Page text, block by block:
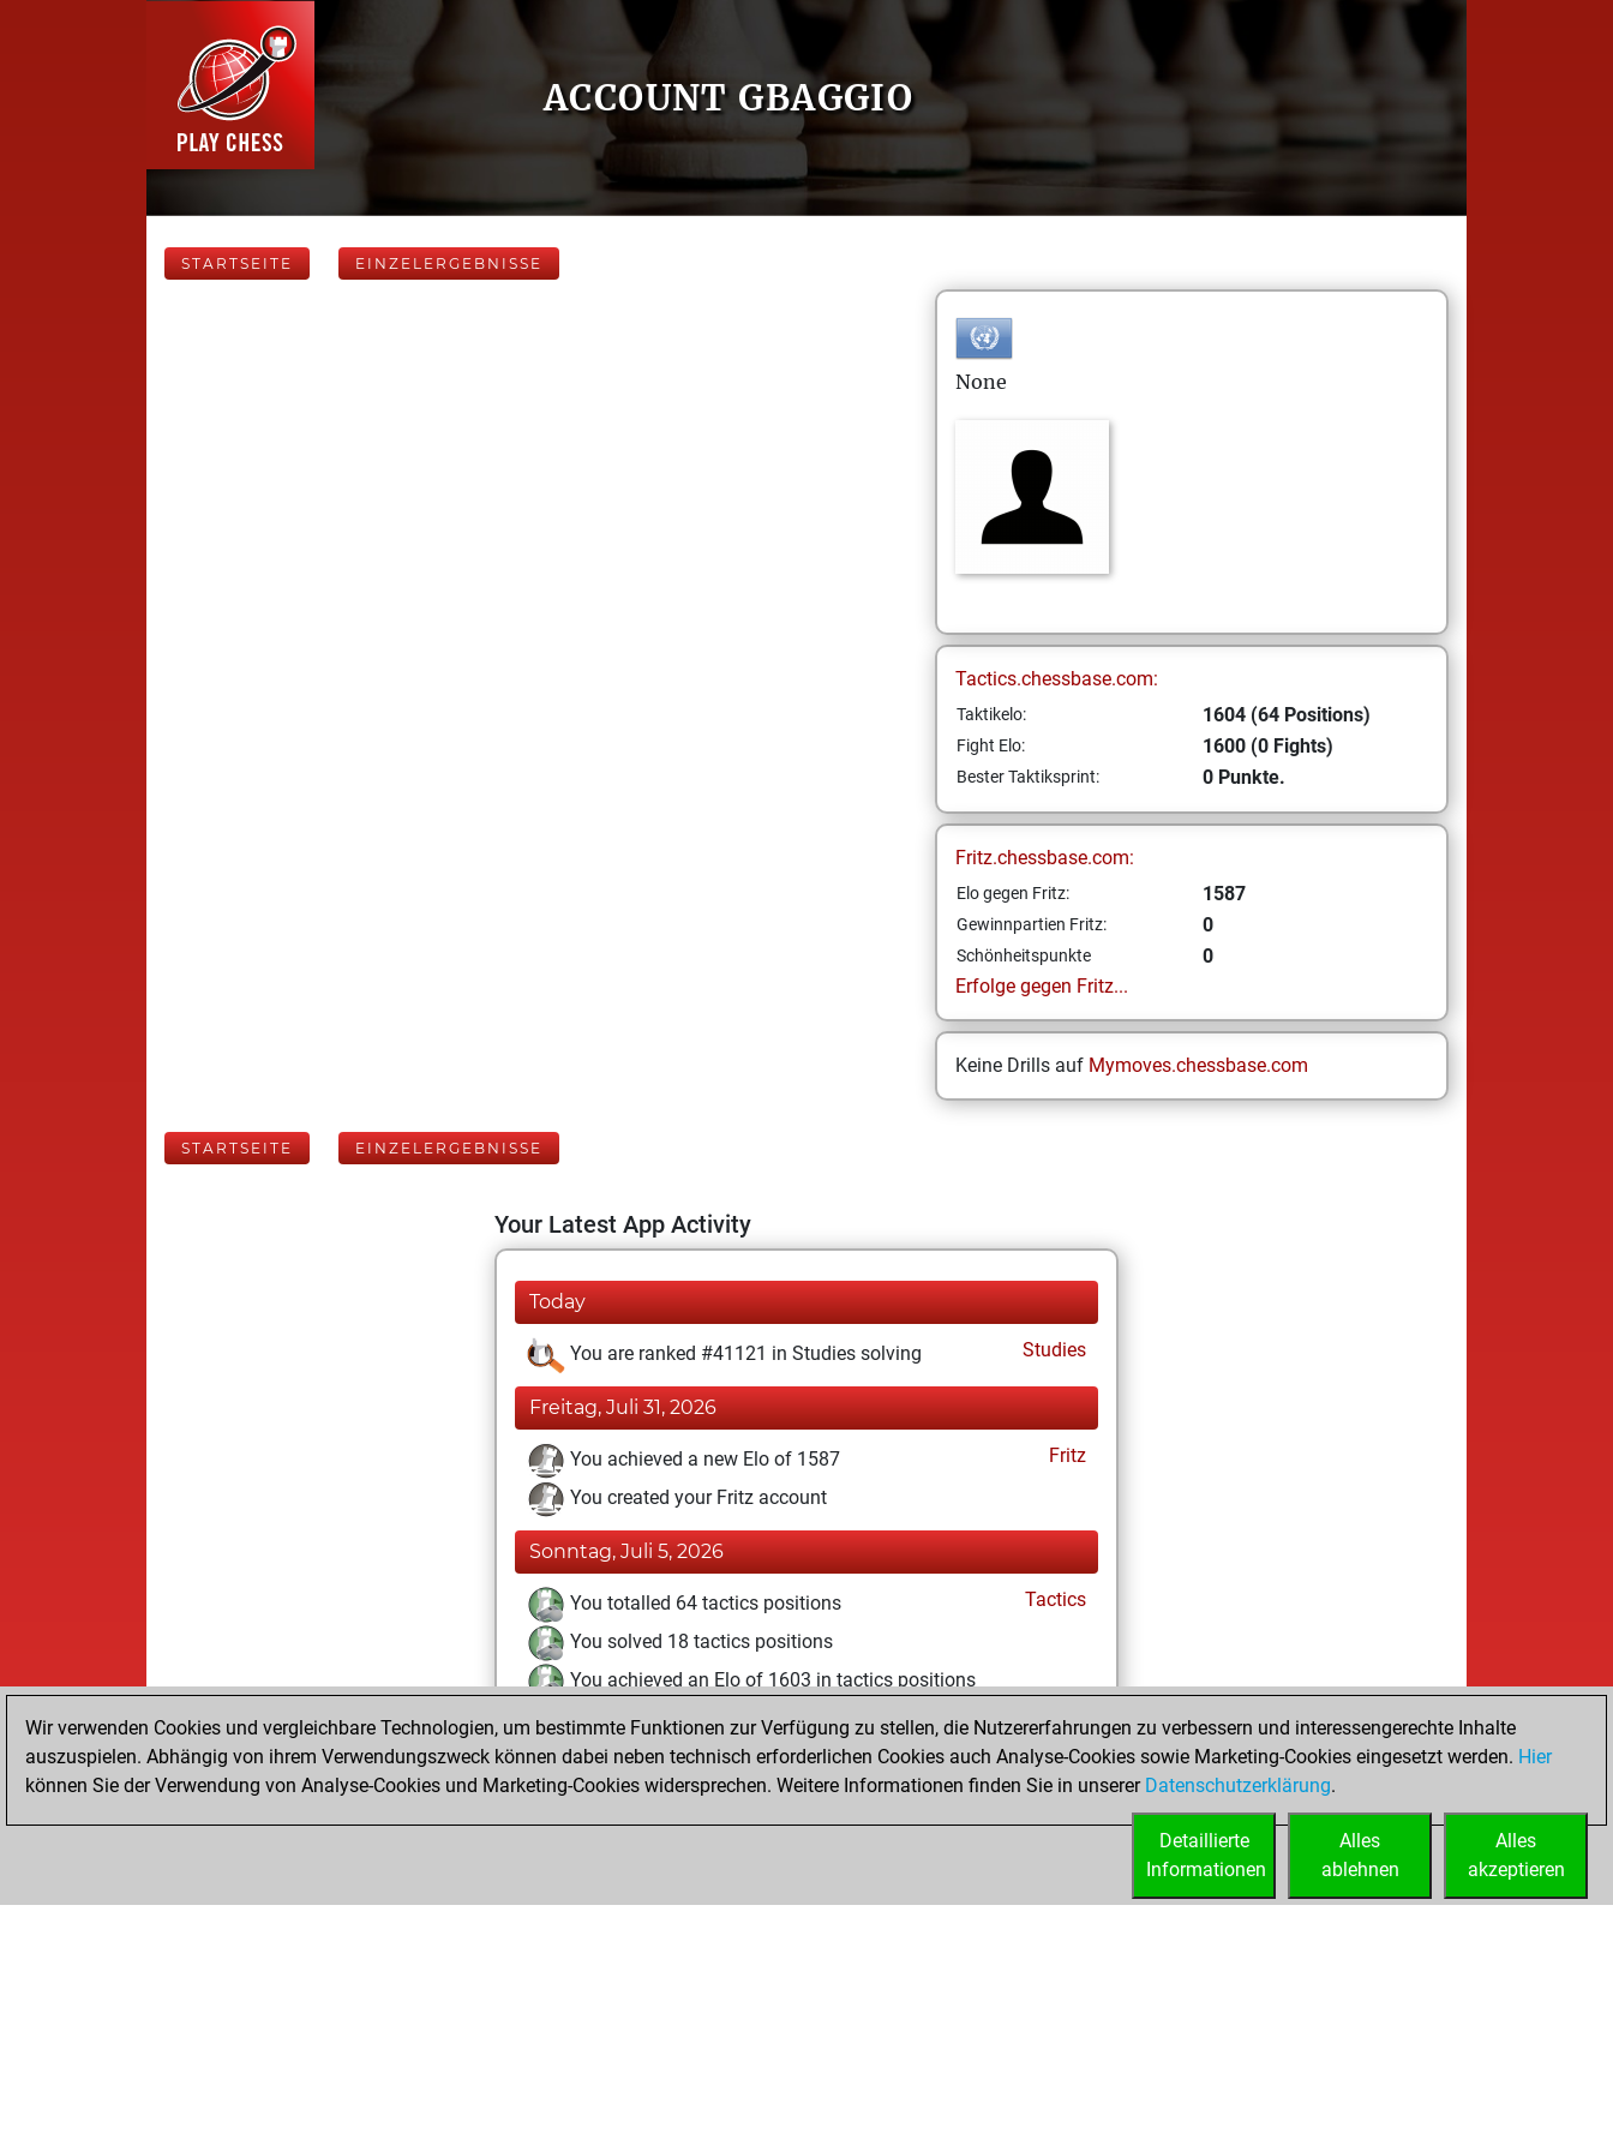
ACCOUNT GBAGGIO
STARTSEITE EINZELERGEBNISSE
None
Tactics.chessbase.com:
Taktikelo: 1604 (64 Positions)
Fight Elo: 1600 (0 Fights)
Bester Taktiksprint: 0 Punkte.
Fritz.chessbase.com:
Elo gegen Fritz: 1587
Gewinnpartien Fritz: 0
Schönheitspunkte
0
Erfolge gegen Fritz...
Keine Drills auf Mymoves.chessbase.com
STARTSEITE EINZELERGEBNISSE
Your Latest App Activity
Today
You are ranked #41121 in Studies solving Studies
Freitag, Juli 31, 2026
You achieved a new Elo of 1587
Fritz
You created your Fritz account
Sonntag, Juli 5, 2026
You totalled 64 tactics positions
Tactics
You solved 18 tactics positions
You achieved an Elo of 1603 in tactics positions
Dienstag, März 17, 2026
You created your Studies account Studies
Wir verwenden Cookies und vergleichbare Technologien, um bestimmte Funktionen zur Verfügung zu stellen, die Nutzererfahrungen zu verbessern und interessengerechte Inhalte
auszuspielen. Abhängig von ihrem Verwendungszweck können dabei neben technisch erforderlichen Cookies auch Analyse-Cookies sowie Marketing-Cookies eingesetzt werden. Hier
können Sie der Verwendung von Analyse-Cookies und Marketing-Cookies widersprechen. Weitere Informationen finden Sie in unserer Datenschutzerklärung.
Alles
akzeptieren
Alles
ablehnen
Detaillierte
Informationen